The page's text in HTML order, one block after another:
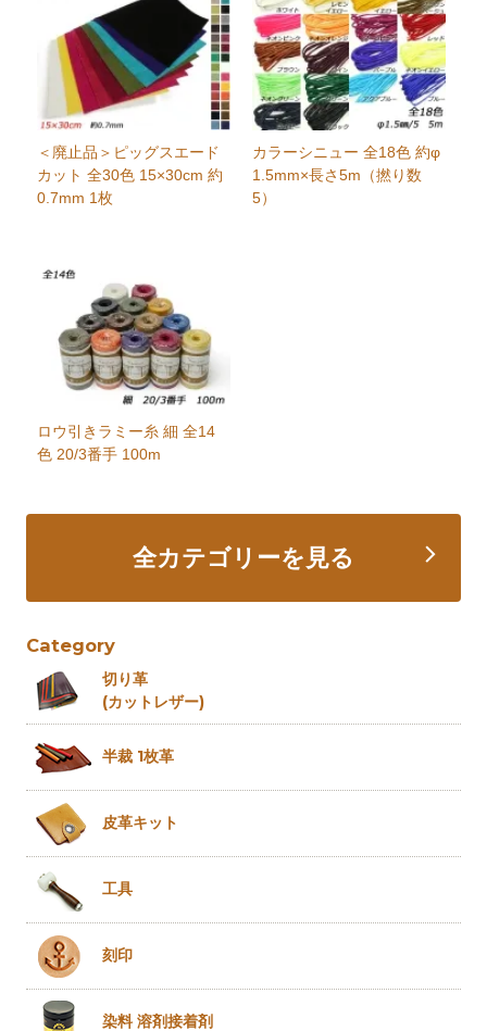
＜廃止品＞ピッグスエード
カット 全30色 15×30cm 約
0.7mm 1枚
カラーシニュー 全18色 約φ
1.5mm×長さ5m（撚り数
5）
ロウ引きラミー糸 細 全14
色 20/3番手 100m
全カテゴリーを見る
Category
切り革
(カットレザー)
半裁 1枚革
皮革キット
工具
刻印
染料 溶剤接着剤